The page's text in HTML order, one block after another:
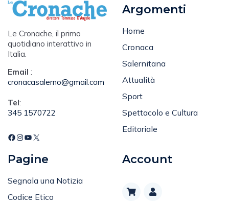
Le Cronache, il primo
quotidiano interattivo in
Italia.
Email :
cronacasalerno@gmail.com
Tel:
345 1570722
Argomenti
Home
Cronaca
Salernitana
Attualità
Sport
Spettacolo e Cultura
Editoriale
Pagine
Segnala una Notizia
Codice Etico
Account